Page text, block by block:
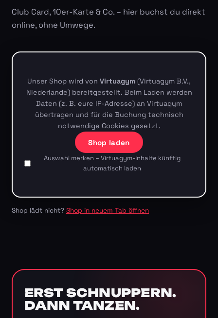
Club Card, 10er-Karte & Co. – hier buchst du direkt
online, ohne Umwege.
Unser Shop wird von Virtuagym (Virtuagym B.V.,
Niederlande) bereitgestellt. Beim Laden werden
Daten (z. B. eure IP-Adresse) an Virtuagym
übertragen und für die Buchung technisch
notwendige Cookies gesetzt.
Shop laden
Auswahl merken – Virtuagym-Inhalte künftig
automatisch laden
Shop lädt nicht? Shop in neuem Tab öffnen
ERST SCHNUPPERN.
DANN TANZEN.